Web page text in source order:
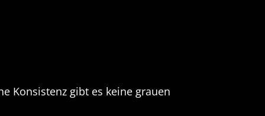
Konsistenz gibt es keine grauen